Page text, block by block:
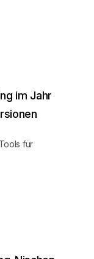
im Jahr
für